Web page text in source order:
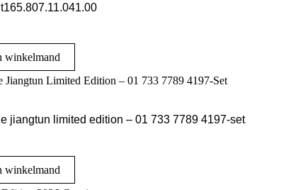
winkelmand
jiangtun limited edition – 01 733 7789 4197-set
winkelmand